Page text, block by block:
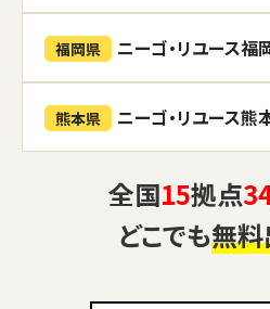
福岡県 ニーゴ・リユース福
熊本県 ニーゴ・リユース熊
全国15拠点
どこでも無